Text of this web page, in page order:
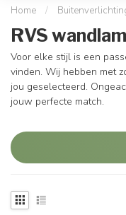
Home /
RVS
Voor elke stijl is een
vinden. Wij hebben met
jou geselecteerd.
jouw perfecte match.